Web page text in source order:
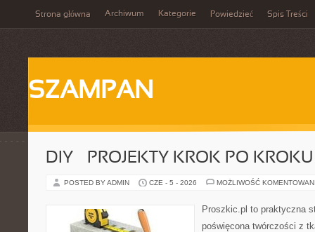
Strona główna Archiwum Kategorie Powiedzieć Spis Treści
SZAMPAN
DIY – PROJEKTY KROK PO KROKU
POSTED BY ADMIN CZE - 5 - 2026 MOŻLIWOŚĆ
Proszkic.pl to praktyczna
poświęcona twórczości z